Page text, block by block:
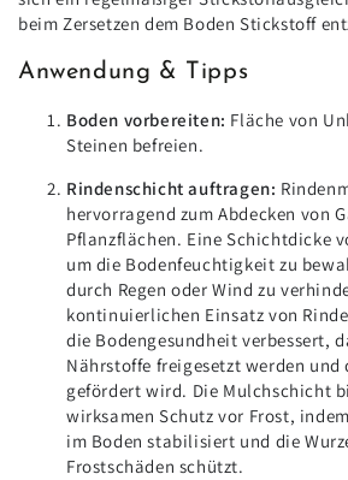
beim Zersetzen dem Boden Stickstoff
Anwendung & Tipps
Boden vorbereiten: Fläche von
Steinen befreien.
Rindenschicht auftragen:
hervorragend zum Abdecken von
Pflanzflächen. Eine Schichtdicke
um die Bodenfeuchtigkeit zu
durch Regen oder Wind zu
kontinuierlichen Einsatz von
die Bodengesundheit verbessert,
Nährstoffe freigesetzt werden
gefördert wird. Die Mulchschicht
wirksamen Schutz vor Frost,
im Boden stabilisiert und die
Frostschäden schützt.